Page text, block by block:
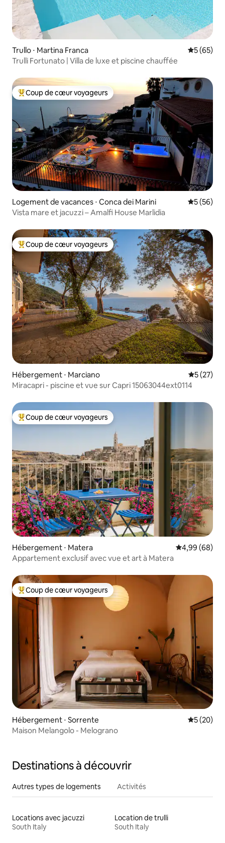
Trullo ⋅ Martina Franca
5 (65)
Trulli Fortunato | Villa de luxe et piscine chauffée
Coups de cœur voyageurs les plus appréciés
Coup de cœur voyageurs
Logement de vacances ⋅ Conca dei Marini
5 (56)
Vista mare et jacuzzi – Amalfi House Marlidia
Coups de cœur voyageurs les plus appréciés
Coup de cœur voyageurs
Hébergement ⋅ Marciano
5 (27)
Miracapri - piscine et vue sur Capri 15063044ext0114
Coups de cœur voyageurs les plus appréciés
Coup de cœur voyageurs
Hébergement ⋅ Matera Évaluation
4,99 (68)
Appartement exclusif avec vue et art à Matera
Coups de cœur voyageurs les plus appréciés
Coup de cœur voyageurs
Hébergement ⋅ Sorrente
5 (20)
Maison Melangolo - Melograno
Destinations à découvrir
Autres types de logements Activités
Locations avec jacuzzi
South Italy
Location de trulli
South Italy